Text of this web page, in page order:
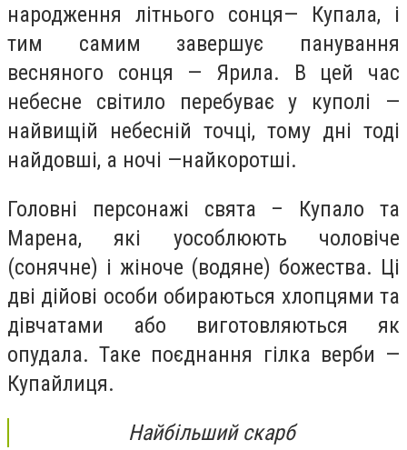
народження літнього сонця— Купала, і
тим самим завершує панування
весняного сонця — Ярила. В цей час
небесне світило перебуває у куполі —
найвищій небесній точці, тому дні тоді
найдовші, а ночі —найкоротші.
Головні персонажі свята – Купало та
Марена, які уособлюють чоловіче
(сонячне) і жіноче (водяне) божества. Ці
дві дійові особи обираються хлопцями та
дівчатами або виготовляються як
опудала. Таке поєднання гілка верби —
Купайлиця.
Найбільший скарб